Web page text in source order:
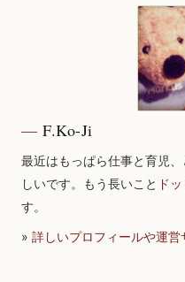
F.Ko-Ji
最近はもっぱら仕事と育児
しいです。もう長いこと ド
す。
» 詳しいプロフィールや運